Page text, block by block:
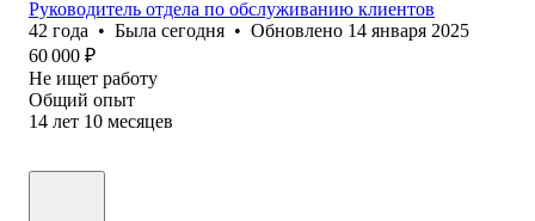
Руководитель отдела по обслуживанию клиентов
42 года • Была сегодня • Обновлено 14 января 2025
60 000 ₽
Не ищет работу
Общий опыт
14 лет 10 месяцев